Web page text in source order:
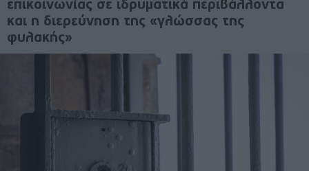
επικοινωνίας σε ιδρυματικά περιβάλλοντα
και η διερεύνηση της «γλώσσας της
φυλακής»